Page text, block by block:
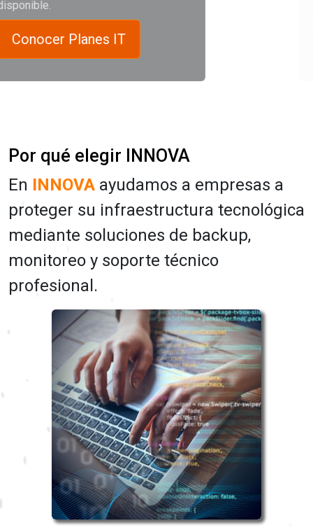
Implementamos backup automatizado y
almacenamiento seguro para evitar
pérdida de datos.
Por qué elegir INNOVA
En INNOVA ayudamos a empresas a
proteger su infraestructura tecnológica
mediante soluciones de backup,
monitoreo y soporte técnico
profesional.